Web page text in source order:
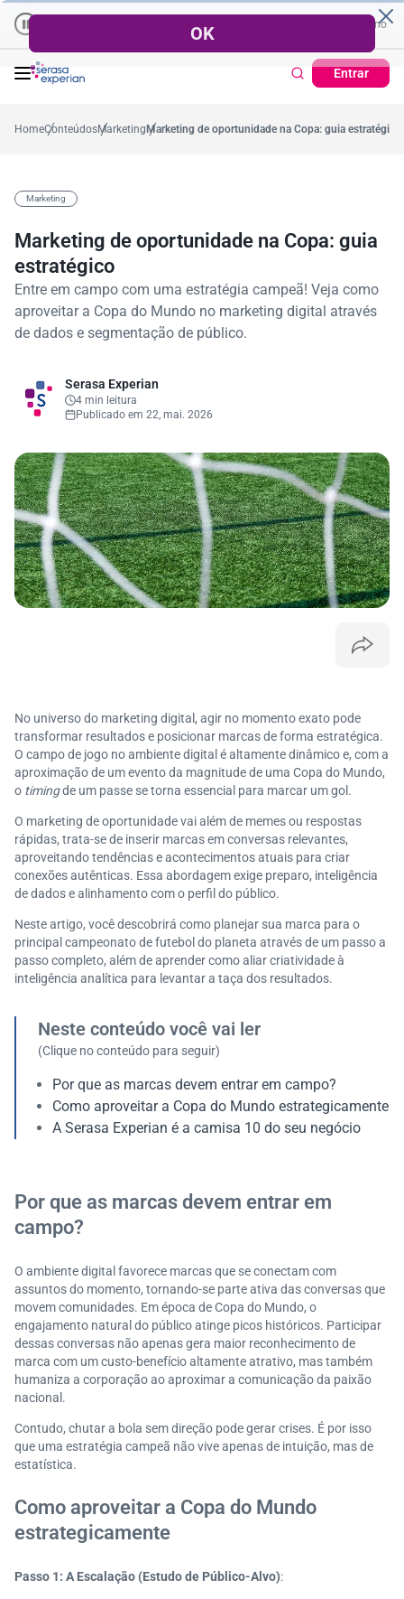
Empresas | Recuperação de Crédito Percentual médio no ano
Entrar
no ano Cartão de Crédito |
HomeConteúdosMarketing Marketing de oportunidade na Copa: guia estratégico
Marketing
Marketing de oportunidade na Copa: guia
estratégico
Entre em campo com uma estratégia campeã! Veja como
aproveitar a Copa do Mundo no marketing digital através
de dados e segmentação de público.
Serasa Experian
4 min leitura
Publicado em 22, mai. 2026
No universo do marketing digital, agir no momento exato pode
transformar resultados e posicionar marcas de forma estratégica.
O campo de jogo no ambiente digital é altamente dinâmico e, com a
aproximação de um evento da magnitude de uma Copa do Mundo,
o timingde um passe se torna essencial para marcar um gol.
O marketing de oportunidade vai além de memes ou respostas
rápidas, trata-se de inserir marcas em conversas relevantes,
aproveitando tendências e acontecimentos atuais para criar
conexões autênticas. Essa abordagem exige preparo, inteligência
de dados e alinhamento com o perfil do público.
Neste artigo, você descobrirá como planejar sua marca para o
principal campeonato de futebol do planeta através de um passo a
passo completo, além de aprender como aliar criatividade à
inteligência analítica para levantar a taça dos resultados.
Neste conteúdo você vai ler
(Clique no conteúdo para seguir)
Por que as marcas devem entrar em campo?
Como aproveitar a Copa do Mundo estrategicamente
A Serasa Experian é a camisa 10 do seu negócio
Por que as marcas devem entrar em
campo?
O ambiente digital favorece marcas que se conectam com
assuntos do momento, tornando-se parte ativa das conversas que
movem comunidades. Em época de Copa do Mundo, o
engajamento natural do público atinge picos históricos. Participar
dessas conversas não apenas gera maior reconhecimento de
marca com um custo-benefício altamente atrativo, mas também
humaniza a corporação ao aproximar a comunicação da paixão
nacional.
Contudo, chutar a bola sem direção pode gerar crises. É por isso
que uma estratégia campeã não vive apenas de intuição, mas de
estatística.
Como aproveitar a Copa do Mundo
estrategicamente
Passo 1: A Escalação (Estudo de Público-Alvo):